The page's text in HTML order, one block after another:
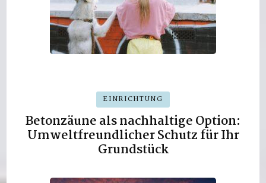
EINRICHTUNG
Betonzäune als nachhaltige Option:
Umweltfreundlicher Schutz für Ihr
Grundstück